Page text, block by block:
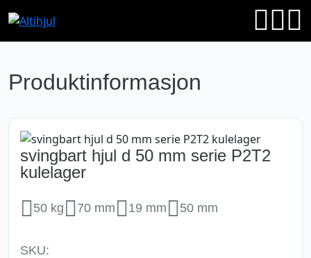
Produktinformasjon
svingbart hjul d 50 mm serie P2T2
kulelager
50 kg 70 mm 19 mm 50 mm
SKU: